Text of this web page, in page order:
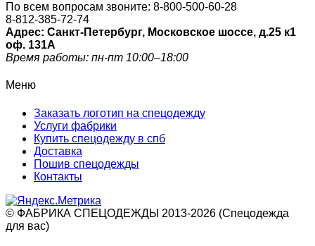
По всем вопросам звоните: 8-800-500-60-28
8-812-385-72-74
Адрес: Санкт-Петербург, Московское шоссе, д.25 к1
оф. 131A
Время работы: пн-пт 10:00–18:00
Меню
Заказать логотип на спецодежду
Услуги фабрики
Купить спецодежду в спб
Доставка
Пошив спецодежды
Контакты
© ФАБРИКА СПЕЦОДЕЖДЫ 2013-2026 (Спецодежда
для вас)